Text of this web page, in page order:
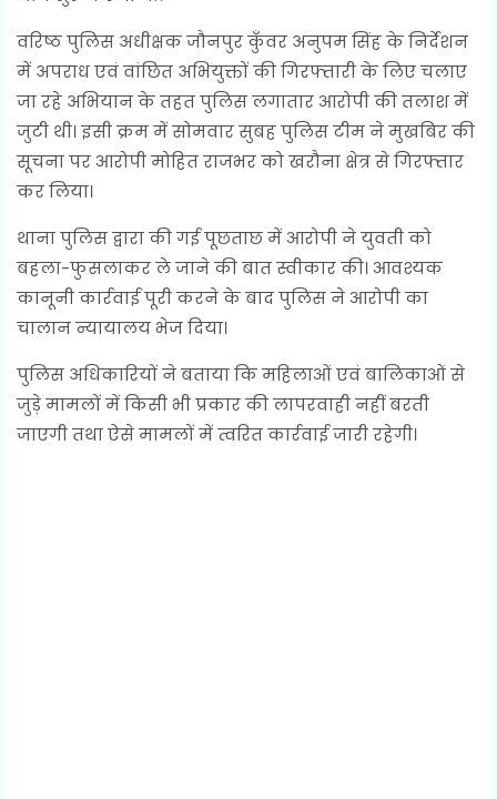
वरिष्ठ पुलिस अधीक्षक जौनपुर कुँवर अनुपम सिंह के निर्देशन
में अपराध एवं वांछित अभियुक्तों की गिरफ्तारी के लिए चलाए
जा रहे अभियान के तहत पुलिस लगातार आरोपी की तलाश में
जुटी थी। इसी क्रम में सोमवार सुबह पुलिस टीम ने मुखबिर की
सूचना पर आरोपी मोहित राजभर को खरौना क्षेत्र से गिरफ्तार
कर लिया।
थाना पुलिस द्वारा की गई पूछताछ में आरोपी ने युवती को
बहला-फुसलाकर ले जाने की बात स्वीकार की। आवश्यक
कानूनी कार्रवाई पूरी करने के बाद पुलिस ने आरोपी का
चालान न्यायालय भेज दिया।
पुलिस अधिकारियों ने बताया कि महिलाओं एवं बालिकाओं से
जुड़े मामलों में किसी भी प्रकार की लापरवाही नहीं बरती
जाएगी तथा ऐसे मामलों में त्वरित कार्रवाई जारी रहेगी।